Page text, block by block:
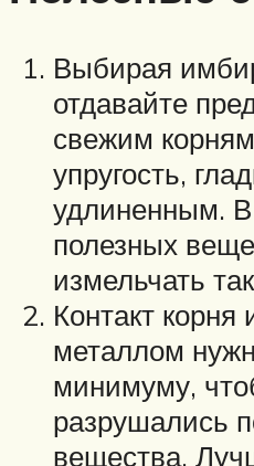
Выбирая
отдавайте
свежим
упругость,
удлиненным.
полезных
измельчать
Контакт
металлом
минимуму,
разрушались
вещества.